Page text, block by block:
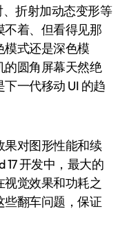
折射加动态变形等
不着、但看得见那
模式还是深色模
的圆角屏幕天然绝
一代移动 UI 的趋
果对图形性能和续
17 开发中，最大的
觉效果和功耗之
些翻车问题，保证